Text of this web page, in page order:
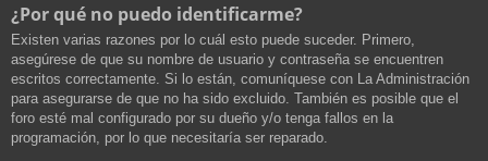
¿Por qué no puedo identificarme?
Existen varias razones por lo cuál esto puede suceder. Primero,
asegúrese de que su nombre de usuario y contraseña se encuentren
escritos correctamente. Si lo están, comuníquese con La Administración
para asegurarse de que no ha sido excluido. También es posible que el
foro esté mal configurado por su dueño y/o tenga fallos en la
programación, por lo que necesitaría ser reparado.